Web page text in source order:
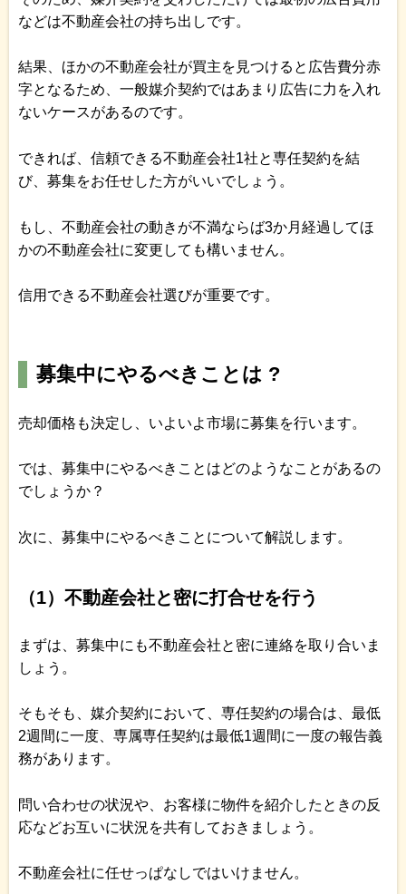
などは不動産会社の持ち出しです。
結果、ほかの不動産会社が買主を見つけると広告費分赤
字となるため、一般媒介契約ではあまり広告に力を入れ
ないケースがあるのです。
できれば、信頼できる不動産会社1社と専任契約を結
び、募集をお任せした方がいいでしょう。
もし、不動産会社の動きが不満ならば3か月経過してほ
かの不動産会社に変更しても構いません。
信用できる不動産会社選びが重要です。
募集中にやるべきことは ?
売却価格も決定し、いよいよ市場に募集を行います。
では、募集中にやるべきことはどのようなことがあるの
でしょうか？
次に、募集中にやるべきことについて解説します。
（1）不動産会社と密に打合せを行う
まずは、募集中にも不動産会社と密に連絡を取り合いま
しょう。
そもそも、媒介契約において、専任契約の場合は、最低
2週間に一度、専属専任契約は最低1週間に一度の報告義
務があります。
問い合わせの状況や、お客様に物件を紹介したときの反
応などお互いに状況を共有しておきましょう。
不動産会社に任せっぱなしではいけません。